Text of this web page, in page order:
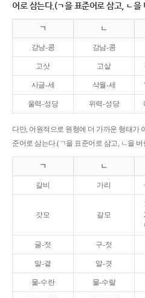
어로 삼는다.(ㄱ을 표준어로 삼고, ㄴ을
ㄱ ㄴ
강낭-콩 강남-콩
고삿 고샅
사글-세 삭월-세
울력-성당 위력-성당
다만, 어원적으로 원형에 더 가까운 형태가
준어로 삼는다.(ㄱ을 표준어로 삼고, ㄴ을 버
ㄱ ㄴ
갈비 가리
갓모 갈모
굴-젓 구-젓
말-곁 말-겻
물-수란 물-수랄